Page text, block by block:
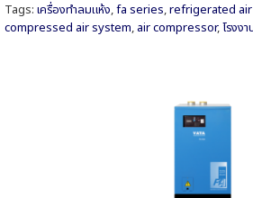
Tags: เครื่องทำลมแห้ง,fa series,refrigerated
compressed air system, air compressor,โรงง